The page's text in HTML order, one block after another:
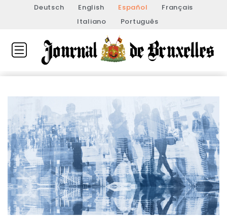
Deutsch English Español
Français
Italiano
Português